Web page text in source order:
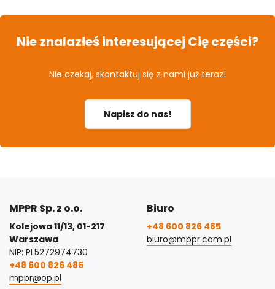
Nie znalazłeś interesującej Cię części?
Nie czekaj, skontaktuj się z nami już teraz!
Napisz do nas!
MPPR Sp. z o.o.
Kolejowa 11/13, 01-217
Warszawa
NIP: PL5272974730
+48 600 826 485
mppr@op.pl
Biuro
+48 600 826 485
biuro@mppr.com.pl